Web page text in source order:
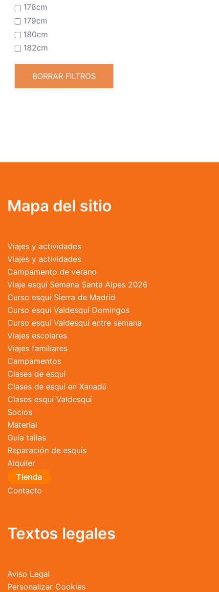
178cm
179cm
180cm
182cm
BORRAR FILTROS
Mapa del sitio
Viajes y actividades
Viajes y actividades
Campamento de verano
Viaje esquí Semana Santa Alpes 2026
Curso esquí Sierra de Madrid
Curso esqui Valdesquí Domingos
Curso esquí Valdesquí entre semana
Viajes escolares
Viajes familiares
Campamentos
Clases de esquí
Clases de esquí en Xanadú
Clases esqui Valdesquí
Socios
Material
Guía tallas
Reparación de esquís
Alquiler
Tienda
Contacto
Textos legales
Aviso Legal
Personalizar Cookies